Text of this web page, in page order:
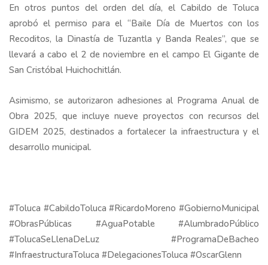
En otros puntos del orden del día, el Cabildo de Toluca
aprobó el permiso para el “Baile Día de Muertos con los
Recoditos, la Dinastía de Tuzantla y Banda Reales”, que se
llevará a cabo el 2 de noviembre en el campo El Gigante de
San Cristóbal Huichochitlán.
Asimismo, se autorizaron adhesiones al Programa Anual de
Obra 2025, que incluye nueve proyectos con recursos del
GIDEM 2025, destinados a fortalecer la infraestructura y el
desarrollo municipal.
#Toluca #CabildoToluca #RicardoMoreno #GobiernoMunicipal
#ObrasPúblicas #AguaPotable #AlumbradoPúblico
#TolucaSeLlenaDeLuz #ProgramaDeBacheo
#InfraestructuraToluca #DelegacionesToluca #OscarGlenn